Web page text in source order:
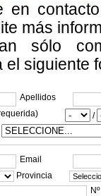
en
más
sólo
el siguiente
Apellidos
/
Email
Provincia
Nº